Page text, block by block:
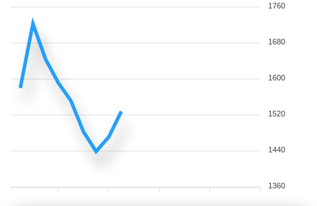
1760
1680
1600
1520
1440
1360